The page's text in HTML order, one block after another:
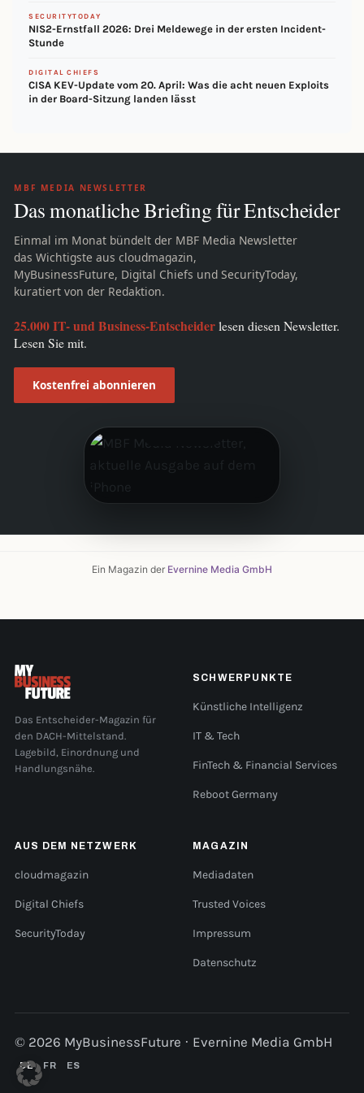
SECURITYTODAY
NIS2-Ernstfall 2026: Drei Meldewege in der ersten Incident-
Stunde
DIGITAL CHIEFS
CISA KEV-Update vom 20. April: Was die acht neuen Exploits
in der Board-Sitzung landen lässt
MBF MEDIA NEWSLETTER
Das monatliche Briefing für Entscheider
Einmal im Monat bündelt der MBF Media Newsletter
das Wichtigste aus cloudmagazin,
MyBusinessFuture, Digital Chiefs und SecurityToday,
kuratiert von der Redaktion.
25.000 IT- und Business-Entscheiderlesen diesen Newsletter.
Lesen Sie mit.
Kostenfrei abonnieren
Ein Magazin der Evernine Media GmbH
Das Entscheider-Magazin für
den DACH-Mittelstand.
Lagebild, Einordnung und
Handlungsnähe.
SCHWERPUNKTE
Künstliche Intelligenz
IT & Tech
FinTech & Financial Services
Reboot Germany
AUS DEM NETZWERK
cloudmagazin
Digital Chiefs
SecurityToday
MAGAZIN
Mediadaten
Trusted Voices
Impressum
Datenschutz
© 2026 MyBusinessFuture · Evernine Media GmbH
DE FR ES